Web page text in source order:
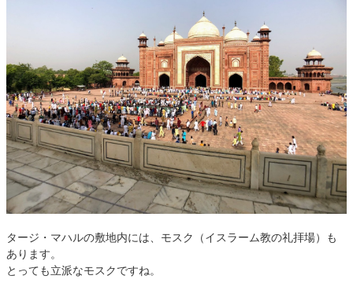
タージ・マハルの敷地内には、モスク（イスラーム教の礼拝場）も
あります。
とっても立派なモスクですね。